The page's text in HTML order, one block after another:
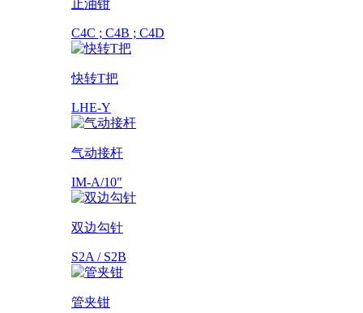
止油钳
C4C ; C4B ; C4D
快转T把
LHE-Y
气动接杆
IM-A/10"
双边勾针
S2A / S2B
管夹钳